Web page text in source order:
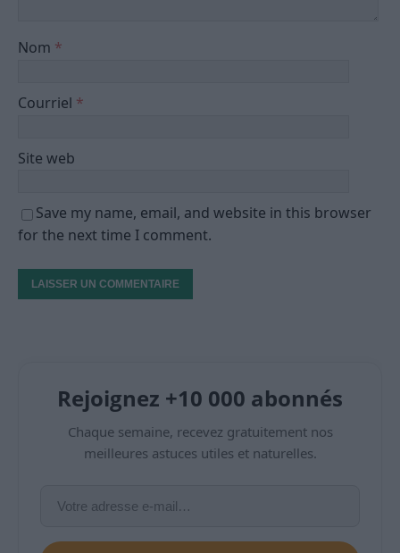
Nom *
Courriel *
Site web
Save my name, email, and website in this browser
for the next time I comment.
Rejoignez +10 000 abonnés
Chaque semaine, recevez gratuitement nos
meilleures astuces utiles et naturelles.